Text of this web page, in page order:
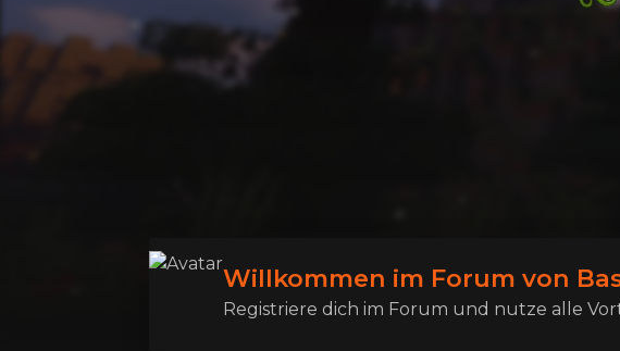
Willkommen im Forum von
Registriere dich im Forum und nutze alle